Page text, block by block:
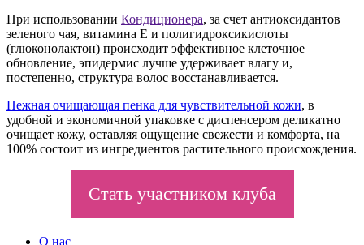
При использовании Кондиционера, за счет антиоксидантов
зеленого чая, витамина Е и полигидроксикислоты
(глюконолактон) происходит эффективное клеточное
обновление, эпидермис лучше удерживает влагу и,
постепенно, структура волос восстанавливается.
Нежная очищающая пенка для чувствительной кожи, в
удобной и экономичной упаковке с диспенсером деликатно
очищает кожу, оставляя ощущение свежести и комфорта, на
100% состоит из ингредиентов растительного происхождения.
Стать участником клуба
О нас